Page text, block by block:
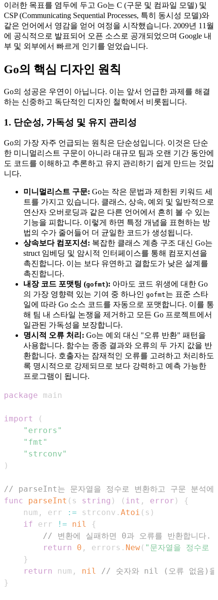
이러한 목표를 염두에 두고 Go는 C (구문 및 컴파일 모델) 및
CSP (Communicating Sequential Processes, 특히 동시성 모델)와
같은 언어에서 영감을 얻어 여정을 시작했습니다. 2009년 11월
에 공식적으로 발표되어 오픈 소스로 공개되었으며 Google 내
부 및 외부에서 빠르게 인기를 얻었습니다.
Go의 핵심 디자인 원칙
Go의 성공은 우연이 아닙니다. 이는 앞서 언급한 과제를 해결
하는 신중하고 독단적인 디자인 철학에서 비롯됩니다.
1. 단순성, 가독성 및 유지 관리성
Go의 가장 자주 언급되는 원칙은 단순성입니다. 이것은 단순
한 미니멀리스트 구문이 아니라 대규모 팀과 오랜 기간 동안에
도 코드를 이해하고 추론하고 유지 관리하기 쉽게 만드는 것입
니다.
미니멀리스트 구문: Go는 작은 문법과 제한된 키워드 세
트를 가지고 있습니다. 클래스, 상속, 예외 및 일반적으로
연산자 오버로딩과 같은 다른 언어에서 흔히 볼 수 있는
기능을 피합니다. 이렇게 하면 특정 개념을 표현하는 방
법의 수가 줄어들어 더 균일한 코드가 생성됩니다.
상속보다 컴포지션: 복잡한 클래스 계층 구조 대신 Go는
struct 임베딩 및 암시적 인터페이스를 통해 컴포지션을
촉진합니다. 이는 보다 유연하고 결합도가 낮은 설계를
촉진합니다.
내장 코드 포맷팅 (gofmt): 아마도 코드 위생에 대한 Go
의 가장 영향력 있는 기여 중 하나인 gofmt는 표준 스타
일에 따라 Go 소스 코드를 자동으로 포맷합니다. 이를 통
해 팀 내 스타일 논쟁을 제거하고 모든 Go 프로젝트에서
일관된 가독성을 보장합니다.
명시적 오류 처리: Go는 예외 대신 "오류 반환" 패턴을
사용합니다. 함수는 종종 결과와 오류의 두 가지 값을 반
환합니다. 호출자는 잠재적인 오류를 고려하고 처리하도
록 명시적으로 강제되므로 보다 강력하고 예측 가능한
프로그램이 됩니다.
package
import
(
"errors"
"fmt"
"strconv"
)
// parseInt는 문자열을 정수로 변환하고 구문 분석에
func
parseInt ( s string ) ( int , error )
{
	num
, err := strconv . Atoi ( s )
if err != nil
{
// 변환에 실패하면 0과 오류를 반환합니다.
return
0 , errors . New( "문자열을 정수로
}
return
num , nil
// 숫자와 nil (오류 없음)을
}